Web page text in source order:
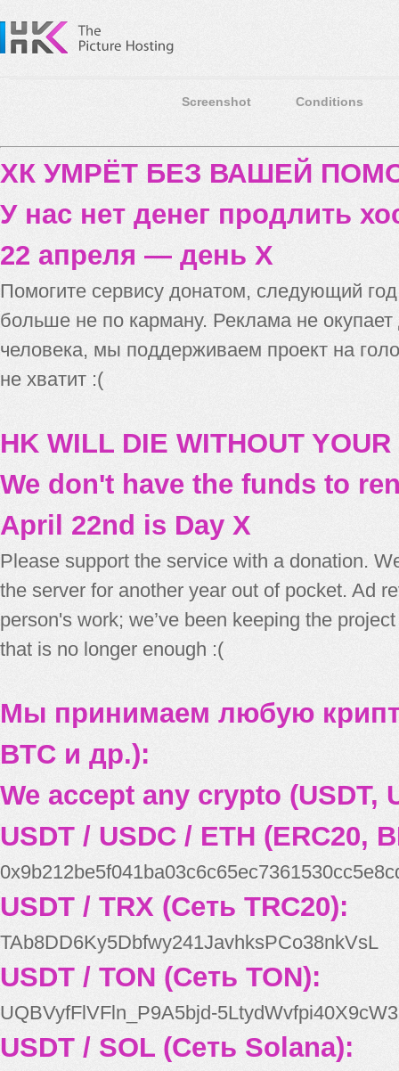
Screenshot Conditions
ХК УМРЁТ БЕЗ ВАШЕЙ
У нас нет денег продлить
22 апреля — день X
Помогите сервису донатом, следующий
больше не по карману. Реклама не
человека, мы поддерживаем проект на
не хватит :(
HK WILL DIE WITHOUT
We don't have the funds to
April 22nd is Day X
Please support the service with a donation.
the server for another year out of pocket. Ad
person's work; we’ve been keeping the
that is no longer enough :(
Мы принимаем любую
BTC и др.):
We accept any crypto (USDT,
USDT / USDC / ETH (ERC20,
USDT / TRX (Сеть TRC20):
TAb8DD6Ky5Dbfwy241JavhksPCo38nkVsL
USDT / TON (Сеть TON):
UQBVyfFlVFln_P9A5bjd-
USDT / SOL (Сеть Solana):